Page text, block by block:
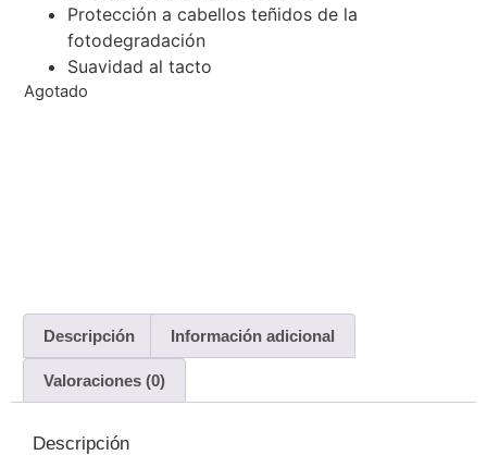
Protección a cabellos teñidos de la
fotodegradación
Suavidad al tacto
Agotado
Descripción Información adicional
Valoraciones (0)
Descripción